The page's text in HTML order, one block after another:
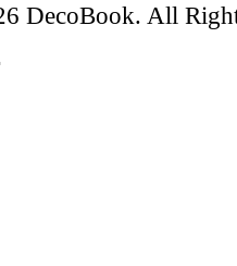
DecoBook. All